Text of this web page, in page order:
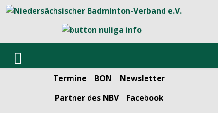
Termine BON
Newsletter
Partner des NBV
Facebook